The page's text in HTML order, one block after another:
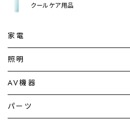
クールケア用品
家電
加湿器・空気清浄機
暖房機
照明
シーリングライト
AV機器
テレビ
パーツ